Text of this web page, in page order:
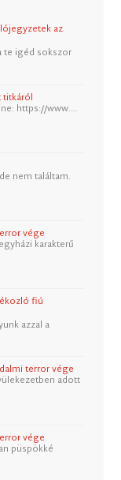
az
te igéd sokszor
titkáról
https://www.…
nem találtam.
vége
karakterű
fiú
azzal a
terror vége
adott
vége
püspökké